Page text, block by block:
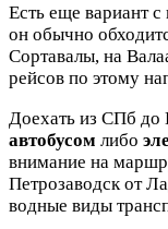
Есть еще вариант
он обычно
Сортавалы, на
рейсов по этому
Доехать из СПб
автобусом либо
внимание на
Петрозаводск от
водные виды